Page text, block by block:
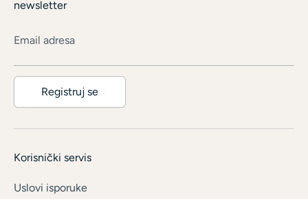
newsletter
Email adresa
Registruj se
Korisnički servis
Uslovi isporuke